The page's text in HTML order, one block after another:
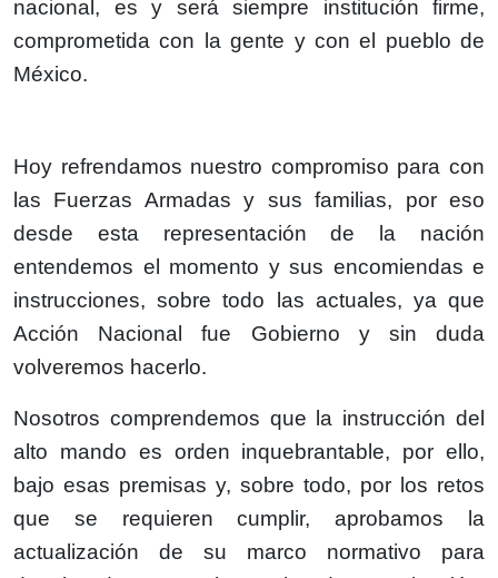
nacional, es y será siempre institución firme,
comprometida con la gente y con el pueblo de
México.
Hoy refrendamos nuestro compromiso para con
las Fuerzas Armadas y sus familias, por eso
desde esta representación de la nación
entendemos el momento y sus encomiendas e
instrucciones, sobre todo las actuales, ya que
Acción Nacional fue Gobierno y sin duda
volveremos hacerlo.
Nosotros comprendemos que la instrucción del
alto mando es orden inquebrantable, por ello,
bajo esas premisas y, sobre todo, por los retos
que se requieren cumplir, aprobamos la
actualización de su marco normativo para